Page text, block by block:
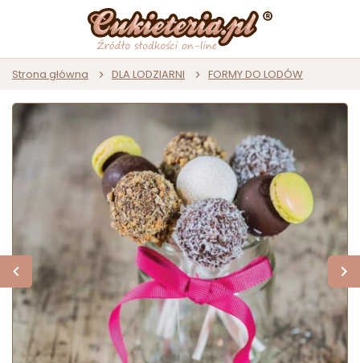
Strona główna DLA LODZIARNI FORMY DO LODÓW